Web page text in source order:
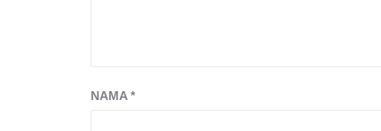
NAMA*